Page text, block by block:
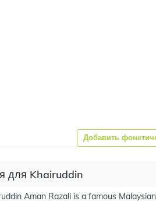
Добавить
для Khairuddin
Aman Razali is a famous